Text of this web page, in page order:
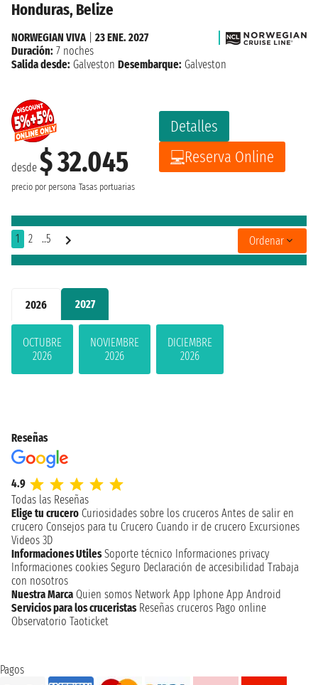
2026 2027
OCTUBRE
2026
NOVIEMBRE
2026
DICIEMBRE
2026
Honduras, Belize
desde $ 32.045
precio por persona Tasas portuarias
Detalles
Reserva Online
NORWEGIAN VIVA| 23 ENE. 2027
Duración: 7 noches
Salida desde: Galveston Desembarque: Galveston
1 2 ..5 Ordenar
Reseñas
4.9
Todas las Reseñas
Elige tu crucero Curiosidades sobre los cruceros Antes de salir en
crucero Consejos para tu Crucero Cuando ir de crucero Excursiones
Videos 3D
Informaciones Utiles Soporte técnico Informaciones privacy
Informaciones cookies Seguro Declaración de accesibilidad Trabaja
con nosotros
Nuestra Marca Quien somos Network App Iphone App Android
Servicios para los cruceristas Reseñas cruceros Pago online
Observatorio Taoticket
Pagos